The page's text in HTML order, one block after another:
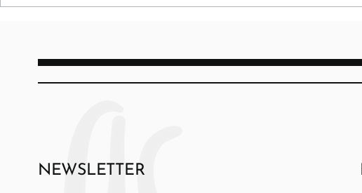
NEWSLETTER